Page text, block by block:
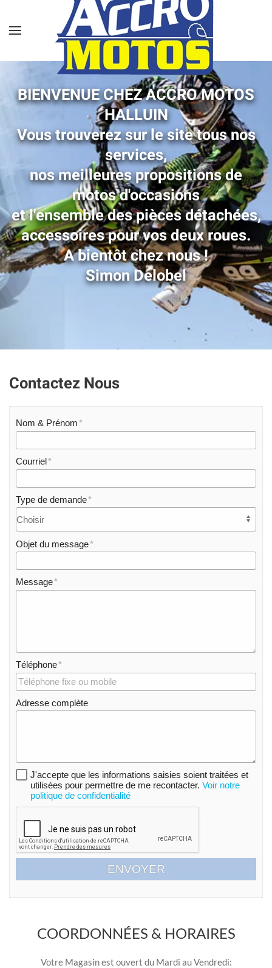
Skip to main content
BIENVENUE CHEZ ACCRO MOTOS
HALLUIN
Vous trouverez sur le site tous nos
services,
nos meilleures propositions de
motos d'occasions
et l'ensemble des pièces détachées,
accessoires pour vos deux roues.
A bientôt chez nous !
Simon Delobel
Contactez Nous
Nom & Prénom
Courriel
Type de demande
Objet du message
Message
Téléphone
Adresse complète
J'accepte que les informations saisies soient traitées et
utilisées pour permettre de me recontacter. Voir notre
politique de confidentialité
ENVOYER
COORDONNÉES & HORAIRES
Votre Magasin est ouvert du Mardi au Vendredi: